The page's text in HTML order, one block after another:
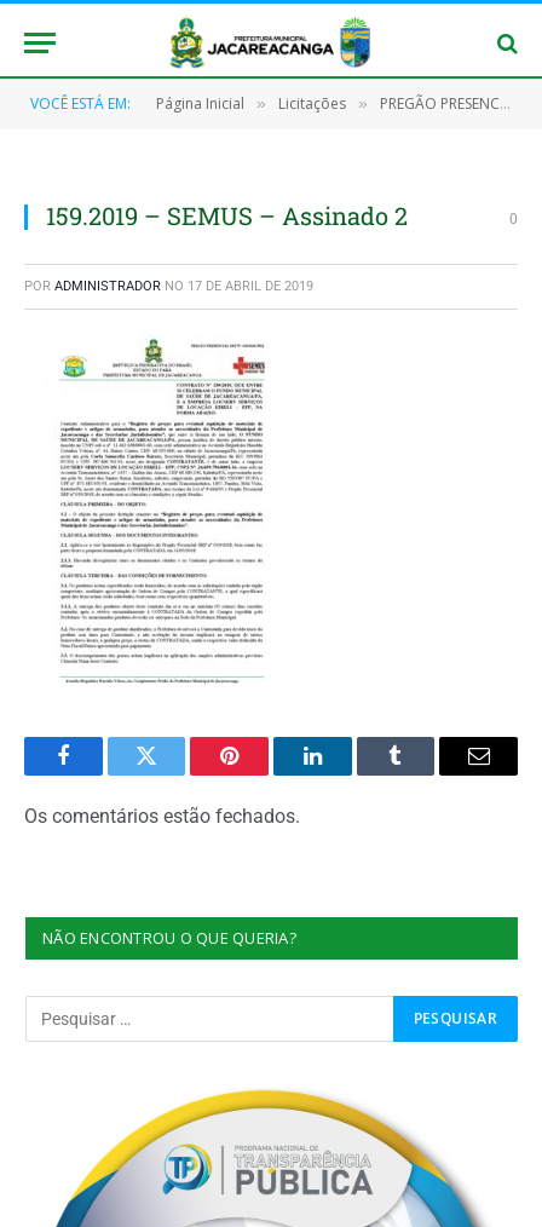
VOCÊ ESTÁ EM: Página Inicial » Licitações » PREGÃO PRESENCIAL Nº 019/2018 – SRP
159.2019 – SEMUS – Assinado 2 0
POR ADMINISTRADOR NO 17 DE ABRIL DE 2019
FacebookTwitter Pinterest O
Tumblr
E-
Os comentários estão fechados.
NÃO ENCONTROU O QUE QUERIA?